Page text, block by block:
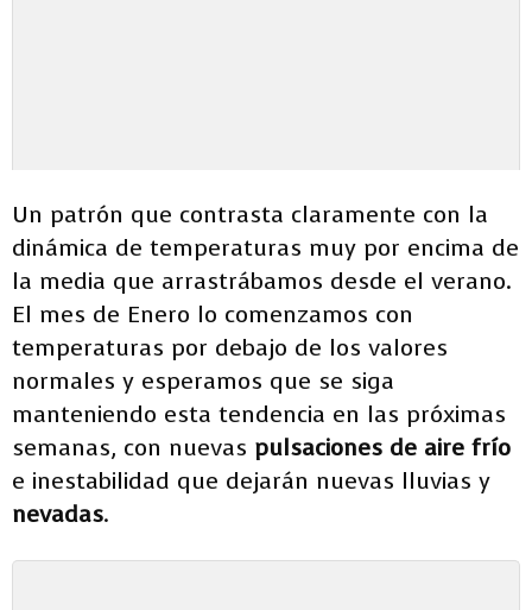
Un patrón que contrasta claramente con la
dinámica de temperaturas muy por encima de
la media que arrastrábamos desde el verano.
El mes de Enero lo comenzamos con
temperaturas por debajo de los valores
normales y esperamos que se siga
manteniendo esta tendencia en las próximas
semanas, con nuevas pulsaciones de aire frío
e inestabilidad que dejarán nuevas lluvias y
nevadas.